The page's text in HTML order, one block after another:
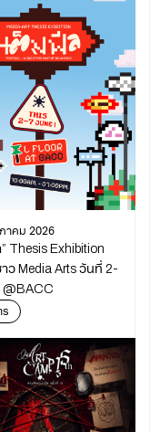
าคม 2026
Thesis Exhibition
ว Media Arts วันที่ 2-
@BACC
ร